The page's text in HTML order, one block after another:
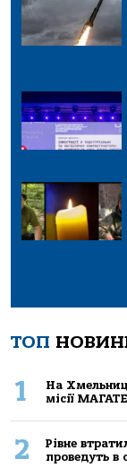
ТОП
1
На
місії МАГАТЕ
2
Рівне
проведуть в